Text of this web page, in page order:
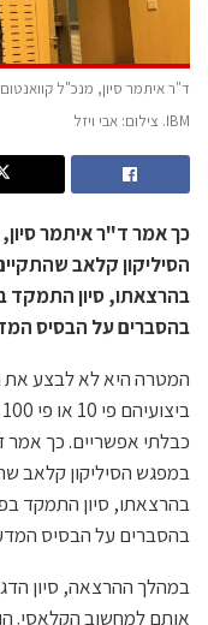
IBM. צילום: אבי ויזל
כך אמר ד"ר איתמר
בהרצאתו, סיון התמקד
בהסברים על הבסיס
המטרה היא לא לבצע את
כבלתי אפשריים. כך אמר
בהרצאתו, סיון התמקד
בהסברים על הבסיס
במהלך ההרצאה, סיון
אותם למחשוב הקלאסי.